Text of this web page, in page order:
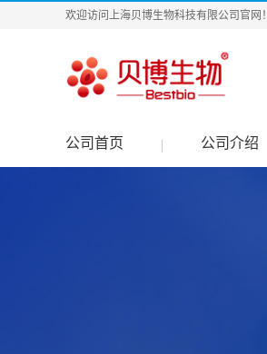
欢迎访问上海贝博生物科技有限公司官网！
公司首页 公司介绍